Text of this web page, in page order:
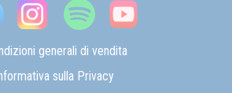
generali di vendita
sulla Privacy